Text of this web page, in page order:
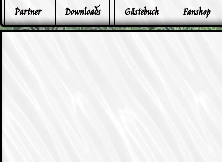
Partner
Downloads Gästebuch Fanshop